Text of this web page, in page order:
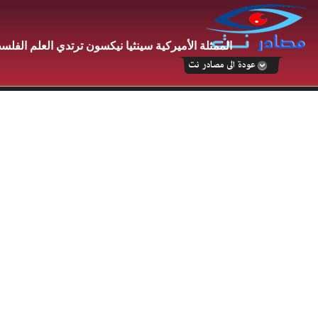
الممثلة الأميركية سينثيا نيكسون ترتدي العلم